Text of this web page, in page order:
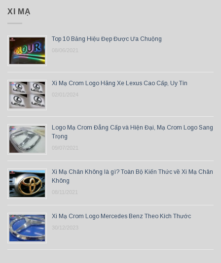
XI MẠ
Top 10 Bảng Hiệu Đẹp Được Ưa Chuộng
08/06/2021
Xi Mạ Crom Logo Hãng Xe Lexus Cao Cấp, Uy Tín
02/01/2024
Logo Mạ Crom Đẳng Cấp và Hiện Đại, Mạ Crom Logo Sang
Trọng
09/07/2021
Xi Mạ Chân Không là gì? Toàn Bộ Kiến Thức về Xi Mạ Chân
Không
08/11/2021
Xi Mạ Crom Logo Mercedes Benz Theo Kích Thước
30/12/2023